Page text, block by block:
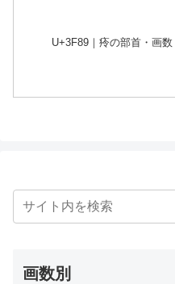
U+3F89｜㾉の部首・画
画数別